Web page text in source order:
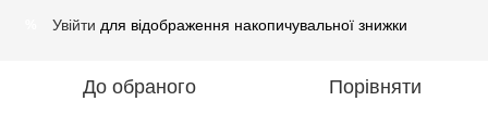
Увійти для відображення накопичувальної знижки
До обраного Порівняти